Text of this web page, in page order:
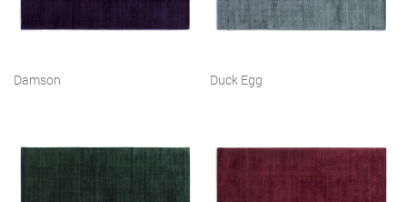
Damson Duck Egg